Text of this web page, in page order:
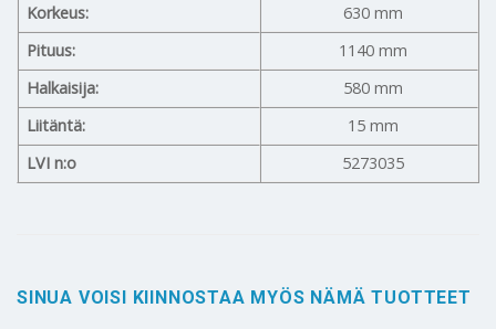
Korkeus:
630 mm
Pituus:
1140 mm
Halkaisija:
580 mm
Liitäntä:
15 mm
LVI n:o
5273035
SINUA VOISI KIINNOSTAA MYÖS NÄMÄ TUOTTEET